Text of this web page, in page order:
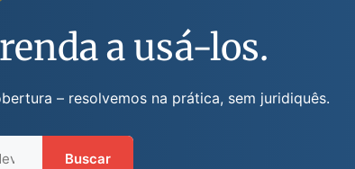
a usá-los.
– resolvemos na prática, sem juridiquês.
Buscar